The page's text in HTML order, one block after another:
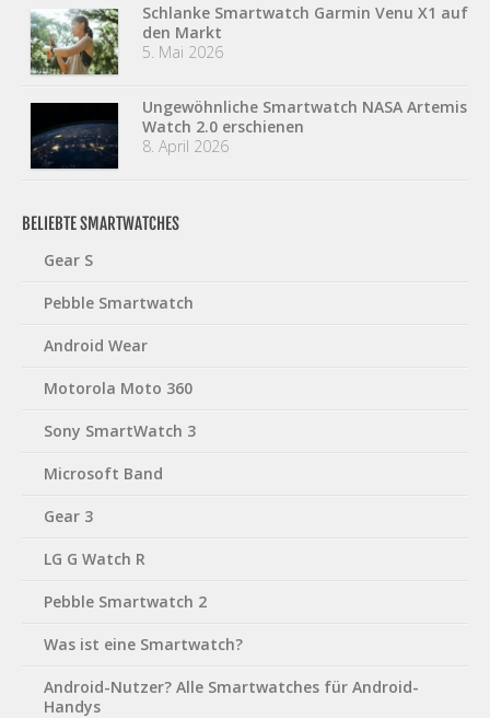
Schlanke Smartwatch Garmin Venu X1 auf
den Markt
5. Mai 2026
Ungewöhnliche Smartwatch NASA Artemis
Watch 2.0 erschienen
8. April 2026
BELIEBTE SMARTWATCHES
Gear S
Pebble Smartwatch
Android Wear
Motorola Moto 360
Sony SmartWatch 3
Microsoft Band
Gear 3
LG G Watch R
Pebble Smartwatch 2
Was ist eine Smartwatch?
Android-Nutzer? Alle Smartwatches für Android-
Handys